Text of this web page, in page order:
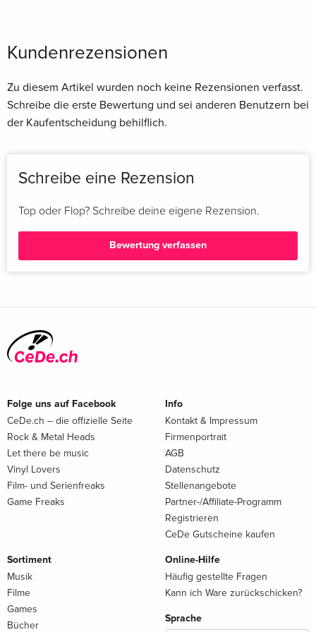
Kundenrezensionen
Zu diesem Artikel wurden noch keine Rezensionen verfasst.
Schreibe die erste Bewertung und sei anderen Benutzern bei
der Kaufentscheidung behilflich.
Schreibe eine Rezension
Top oder Flop? Schreibe deine eigene Rezension.
Bewertung verfassen
Folge uns auf Facebook
CeDe.ch – die offizielle Seite
Rock & Metal Heads
Let there be music
Vinyl Lovers
Film- und Serienfreaks
Game Freaks
Info
Kontakt & Impressum
Firmenportrait
AGB
Datenschutz
Stellenangebote
Partner-/Affiliate-Programm
Registrieren
CeDe Gutscheine kaufen
Sortiment
Musik
Filme
Games
Bücher
Online-Hilfe
Häufig gestellte Fragen
Kann ich Ware zurückschicken?
Sprache